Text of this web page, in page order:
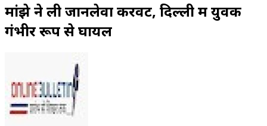
मांझे ने ली जानलेवा करवट, दिल्ली में युवक
गंभीर रूप से घायल